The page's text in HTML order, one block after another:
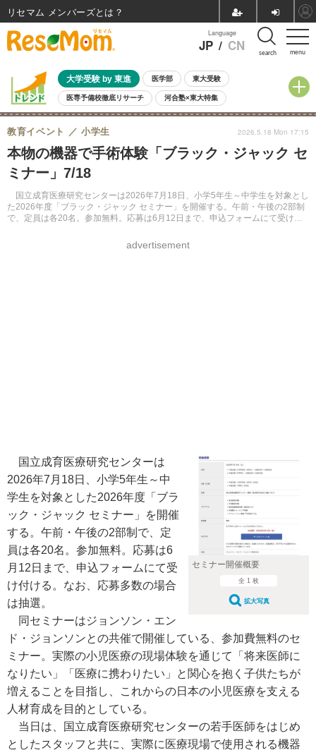
menu
Language
JP / CN search
大学受験 by 東進 医学部 東大受験
医専予備校徹底リサーチ 河合塾×東大特集
親子で考える大学選び 高校受験 中学受験 小学校受験
共通テスト 夏休み
8月開催イベント・WS 全国公立高校 過去問 人気記事
自由研究教材（小学生向け）
本物の機器で手術体験「ブラック・ジャック セ
ミナー」7/18
国立成育医療研究センターは2026年7月18日、小学5年生～中学生を対象とし
た2026年度「ブラック・ジャック セミナー」を開催する。午前・午後の2部制
で、定員は各20名。参加無料。応募は6月12日まで、申込フォームにて受け付
教育イベント 小学生
advertisement
2026.5.18 Mon 17:15
セミナー開催概要
全 1 枚
拡大写真
国立成育医療研究センターは
2026年7月18日、小学5年生～中
学生を対象とした2026年度「ブラ
ック・ジャック セミナー」を開催
する。午前・午後の2部制で、定
員は各20名。参加無料。応募は6
月12日まで、申込フォームにて受
け付ける。なお、応募多数の場合
は抽選。
同セミナーはジョンソン・エン
ド・ジョンソンとの共催で開催している、参加費無料のセ
ミナー。実際の小児医療の現場体験を通じて「将来医師に
なりたい」「医療に携わりたい」と関心を抱く子供たちが
増えることを目指し、これからの日本の小児医療を支える
人材育成を目的としている。
当日は、国立成育医療研究センターの若手医師をはじめ
としたスタッフと共に、実際に医療現場で使用される機器
リセマム メンバーズ